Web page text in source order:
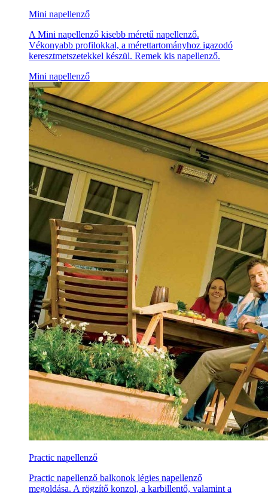
Mini napellenző
A Mini napellenző kisebb méretű napellenző.
Vékonyabb profilokkal, a mérettartományhoz igazodó
keresztmetszetekkel készül. Remek kis napellenző.
Mini napellenző
Practic napellenző
Practic napellenző balkonok légies napellenző
megoldása. A rögzítő konzol, a karbillentő, valamint a